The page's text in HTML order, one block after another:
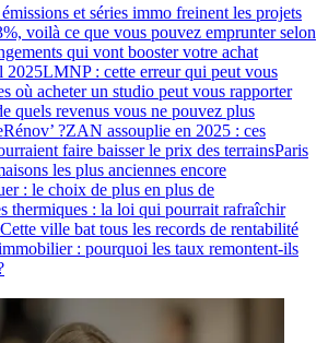
et séries immo freinent les projets
voilà ce que vous pouvez emprunter selon
qui vont booster votre achat
2025LMNP : cette erreur qui peut vous
où acheter un studio peut vous rapporter
quels revenus vous ne pouvez plus
?ZAN assouplie en 2025 : ces
faire baisser le prix des terrainsParis
les plus anciennes encore
: le choix de plus en plus de
thermiques : la loi qui pourrait rafraîchir
Cette ville bat tous les records de rentabilité
: pourquoi les taux remontent-ils